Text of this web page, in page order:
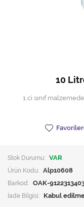
Mekanik Dış Alan
Tek-Çift Kovalı
Zemin Yıkama Pedleri
10
1.ci sınıf
Stok Durumu: VAR
Ürün Kodu: Alp10608
Barkod: OAK-
İade Bilgisi: